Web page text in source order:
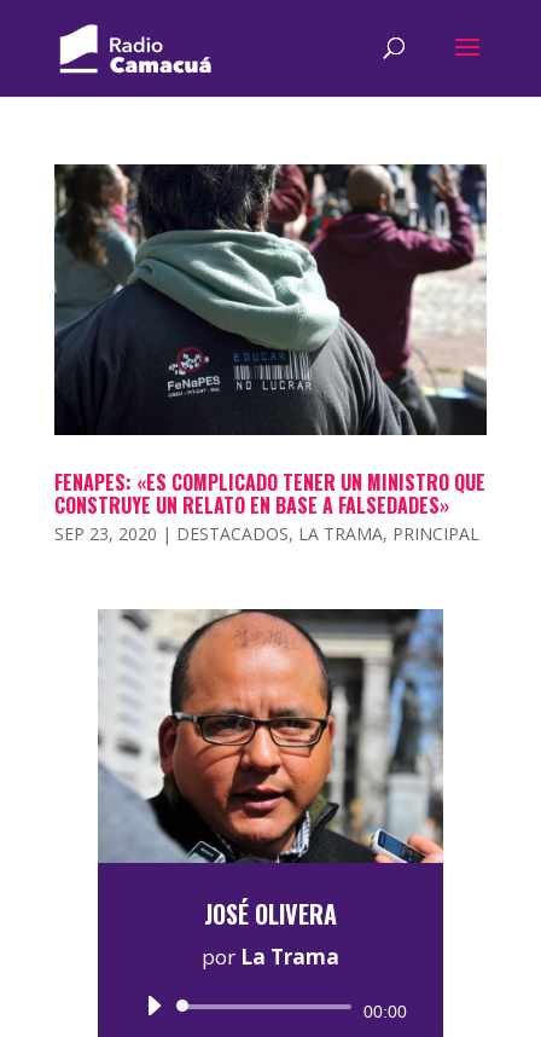
FENAPES: «ES COMPLICADO TENER UN MINISTRO QUE
CONSTRUYE UN RELATO EN BASE A FALSEDADES»
SEP 23, 2020 | DESTACADOS, LA TRAMA, PRINCIPAL
JOSÉ OLIVERA
por La Trama
Reproductor
00:00